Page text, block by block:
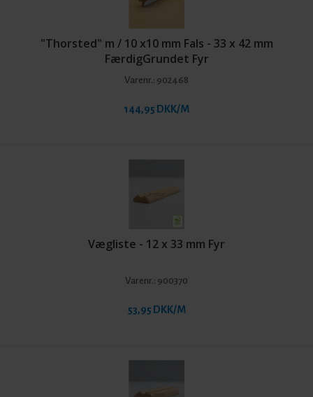
"Thorsted" m / 10 x10 mm Fals - 33 x 42 mm
FærdigGrundet Fyr
Varenr.: 902468
144,95 DKK/M
Vægliste - 12 x 33 mm Fyr
Varenr.: 900370
53,95 DKK/M